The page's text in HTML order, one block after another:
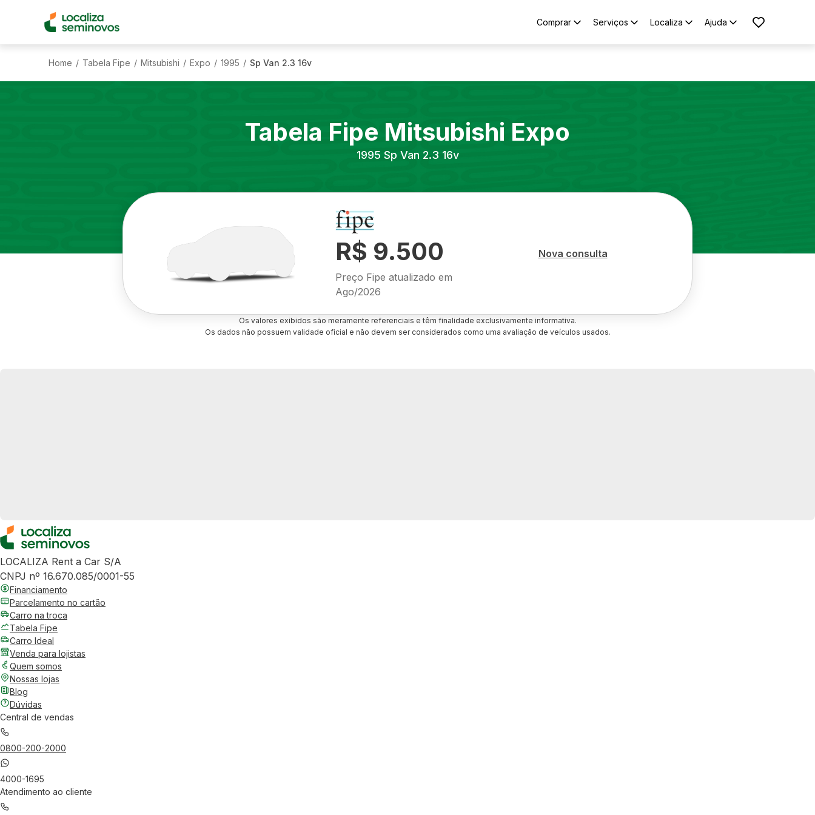
Comprar Serviços Localiza Ajuda
Home / Tabela Fipe / Mitsubishi / Expo / 1995 / Sp Van 2.3 16v
Tabela Fipe Mitsubishi Expo
1995 Sp Van 2.3 16v
R$ 9.500
Preço Fipe atualizado em
Ago/2026
Nova consulta
Os valores exibidos são meramente referenciais e têm finalidade exclusivamente informativa.
Os dados não possuem validade oficial e não devem ser considerados como uma avaliação de veículos usados.
LOCALIZA Rent a Car S/A
CNPJ nº 16.670.085/0001-55
Financiamento
Parcelamento no cartão
Carro na troca
Tabela Fipe
Carro Ideal
Venda para lojistas
Quem somos
Nossas lojas
Blog
Dúvidas
Central de vendas
0800-200-2000
4000-1695
Atendimento ao cliente